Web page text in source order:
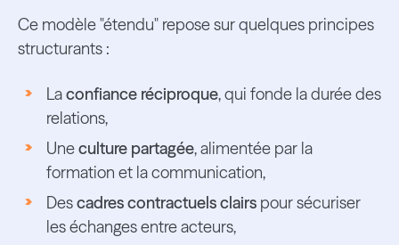
Ce modèle "étendu" repose sur quelques principes
structurants :
Laconfiance réciproque, qui fonde la durée des
relations,
Uneculture partagée, alimentée par la
formation et la communication,
Descadres contractuels clairspour sécuriser
les échanges entre acteurs,